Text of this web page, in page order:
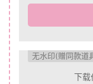
无水印(赠同款道
下载